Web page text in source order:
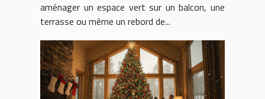
aménager un espace vert sur un balcon, une
terrasse ou même un rebord de...